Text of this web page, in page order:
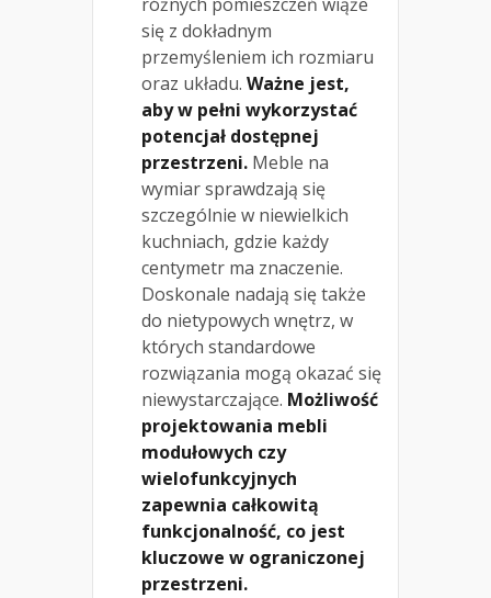
się z dokładnym
przemyśleniem ich rozmiaru
oraz układu. Ważne jest,
aby w pełni wykorzystać
potencjał dostępnej
przestrzeni. Meble na
wymiar sprawdzają się
szczególnie w niewielkich
kuchniach, gdzie każdy
centymetr ma znaczenie.
Doskonale nadają się także
do nietypowych wnętrz, w
których standardowe
rozwiązania mogą okazać się
niewystarczające. Możliwość
projektowania mebli
modułowych czy
wielofunkcyjnych
zapewnia całkowitą
funkcjonalność, co jest
kluczowe w ograniczonej
przestrzeni.